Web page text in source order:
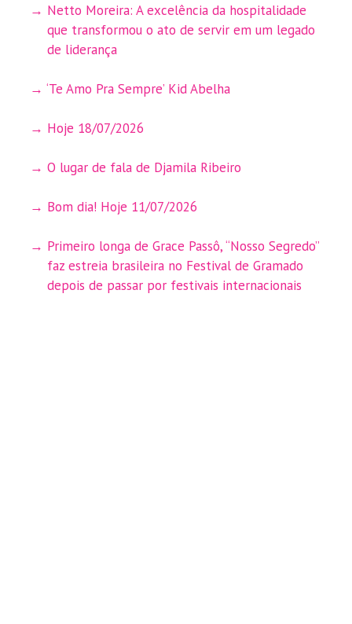
Netto Moreira: A excelência da hospitalidade
que transformou o ato de servir em um legado
de liderança
‘Te Amo Pra Sempre’ Kid Abelha
Hoje 18/07/2026
O lugar de fala de Djamila Ribeiro
Bom dia! Hoje 11/07/2026
Primeiro longa de Grace Passô, “Nosso Segredo”
faz estreia brasileira no Festival de Gramado
depois de passar por festivais internacionais